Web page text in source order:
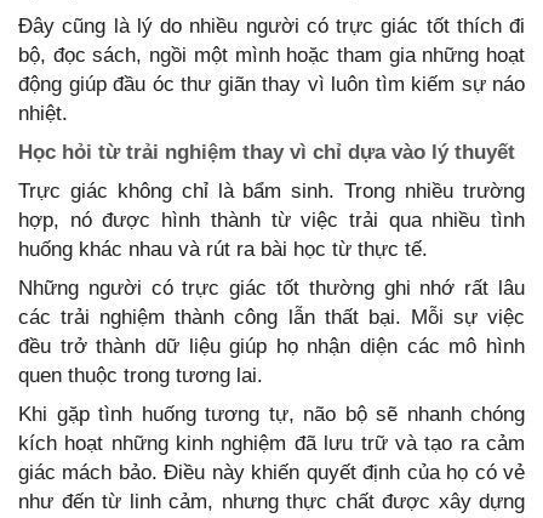
Đây cũng là lý do nhiều người có trực giác tốt thích đi
bộ, đọc sách, ngồi một mình hoặc tham gia những hoạt
động giúp đầu óc thư giãn thay vì luôn tìm kiếm sự náo
nhiệt.
Học hỏi từ trải nghiệm thay vì chỉ dựa vào lý thuyết
Trực giác không chỉ là bẩm sinh. Trong nhiều trường
hợp, nó được hình thành từ việc trải qua nhiều tình
huống khác nhau và rút ra bài học từ thực tế.
Những người có trực giác tốt thường ghi nhớ rất lâu
các trải nghiệm thành công lẫn thất bại. Mỗi sự việc
đều trở thành dữ liệu giúp họ nhận diện các mô hình
quen thuộc trong tương lai.
Khi gặp tình huống tương tự, não bộ sẽ nhanh chóng
kích hoạt những kinh nghiệm đã lưu trữ và tạo ra cảm
giác mách bảo. Điều này khiến quyết định của họ có vẻ
như đến từ linh cảm, nhưng thực chất được xây dựng